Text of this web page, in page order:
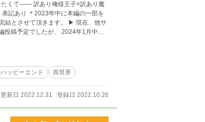
子×訳あり魔
頂きます。 ▶ 現在、他サ
投稿予定でしたが、 2024年1月中に
いいたします。（2023/12/28 記）
ハッピーエンド 異世界
新日 2022.12.31 登録日 2022.10.26